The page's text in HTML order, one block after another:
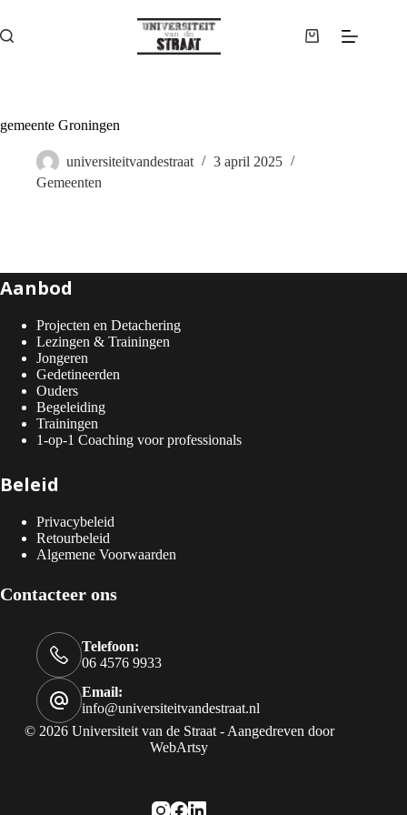
de
Winkelwagen
gemeente Groningen
universiteitvandestraat
3 april 2025
Gemeenten
Aanbod
Projecten en Detachering
Lezingen & Trainingen
Jongeren
Gedetineerden
Ouders
Begeleiding
Trainingen
1-op-1 Coaching voor professionals
Beleid
Privacybeleid
Retourbeleid
Algemene Voorwaarden
Contacteer ons
Telefoon:
06 4576 9933
Email:
info@universiteitvandestraat.nl
© 2026 Universiteit van de Straat - Aangedreven door
WebArtsy